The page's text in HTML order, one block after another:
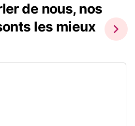
de nous, nos
les mieux